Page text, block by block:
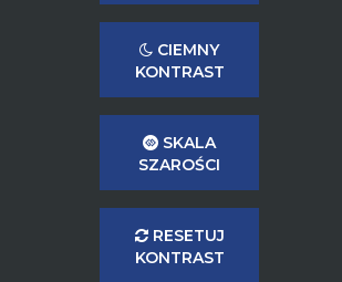
CIEMNY
KONTRAST
SKALA
SZAROŚCI
RESETUJ
KONTRAST